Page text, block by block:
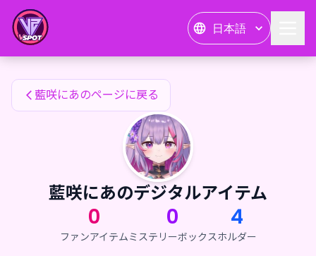
日本語
藍咲にあのファンアイテム
藍咲にあのページに戻る
藍咲にあのデジタルアイテム
0
ファンアイテム
0
ミステリーボックス
4
ホルダー
藍咲にあのファンアイテム — 24karat